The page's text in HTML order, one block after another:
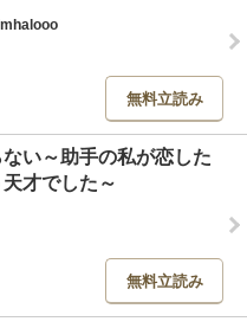
無料立読み
い～助手の私が恋した
才でした～
無料立読み